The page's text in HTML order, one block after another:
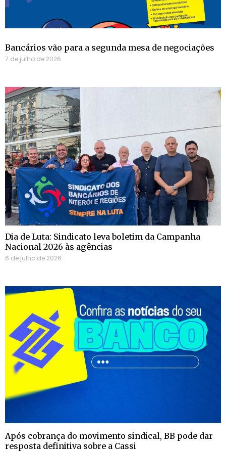
Bancários vão para a segunda mesa de negociações
7 de julho de 2026
Dia de Luta: Sindicato leva boletim da Campanha
Nacional 2026 às agências
6 de julho de 2026
Após cobrança do movimento sindical, BB pode dar
resposta definitiva sobre a Cassi